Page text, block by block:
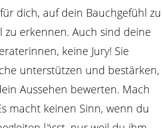
dich, auf dein Bauchgefühl zu
erkennen. Auch sind deine
keine Jury! Sie
unterstützen und bestärken,
Aussehen bewerten. Mach
macht keinen Sinn, wenn du